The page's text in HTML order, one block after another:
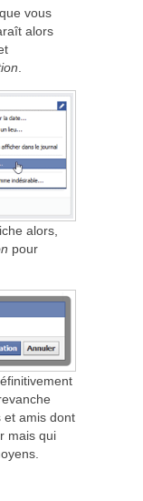
vous
alors
alors,
pour
et amis dont
mais qui